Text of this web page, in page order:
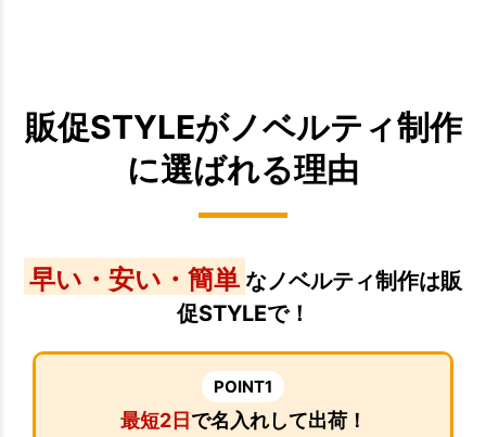
販促STYLEがノベルティ制作
に選ばれる理由
早い・安い・簡単 なノベルティ制作は販
促STYLEで！
POINT1
最短2日で名入れして出荷！